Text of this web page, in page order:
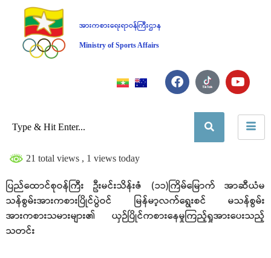
အားကစားရေးရာဝန်ကြီးဌာန
Ministry of Sports Affairs
21 total views , 1 views today
ပြည်ထောင်စုဝန်ကြီး ဦးမင်းသိန်းဇံ (၁၁)ကြိမ်မြောက် အာဆီယံမ
သန်စွမ်းအားကစားပြိုင်ပွဲဝင် မြန်မာ့လက်ရွေးစင် မသန်စွမ်း
အားကစားသမားများ၏ ယှဉ်ပြိုင်ကစားနေမှုကြည့်ရှုအားပေးသည့်
သတင်း